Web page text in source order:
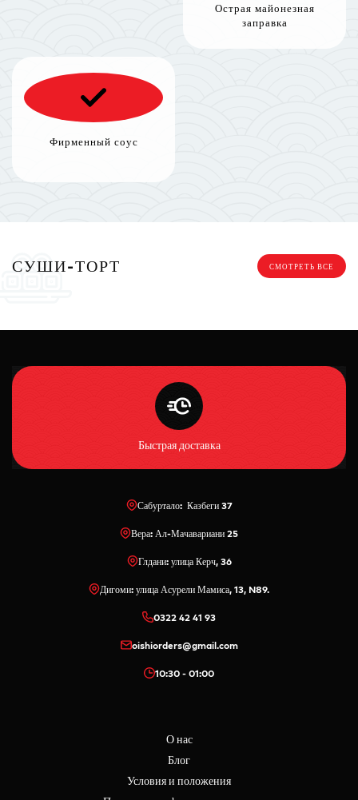
Острая майонезная
заправка
Фирменный соус
СУШИ-ТОРТ СМОТРЕТЬ ВСЕ
Быстрая доставка
Сабуртало: Казбеги 37
Вера: Ал-Мачавариани 25
Глдани: улица Керч, 36
Дигоми: улица Асурели Мамиса, 13, N89.
0322 42 41 93
oishiorders@gmail.com
10:30 - 01:00
О нас
Блог
Условия и положения